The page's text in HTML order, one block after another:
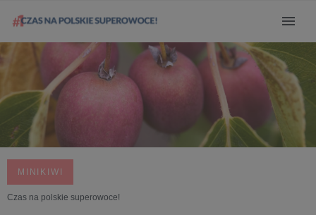
MINIKIWI
Czas na polskie superowoce!